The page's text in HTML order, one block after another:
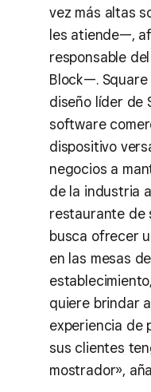
vez más altas
les atiende—,
responsable
Block—. Square
diseño líder de
software
dispositivo
negocios a
de la industria
restaurante de
busca ofrecer
en las mesas
quiere brindar
experiencia de
sus clientes
mostrador»,